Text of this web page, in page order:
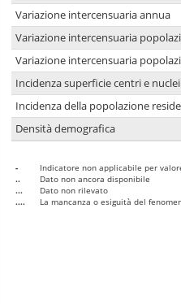
Variazione intercensuaria annua
Variazione intercensuaria
Variazione intercensuaria
Incidenza superficie centri e
Incidenza della popolazione
Densità demografica
-
Indicatore non applicabile per
..
Dato non ancora disponibile
...
Dato non rilevato
....
La mancanza o esiguità del